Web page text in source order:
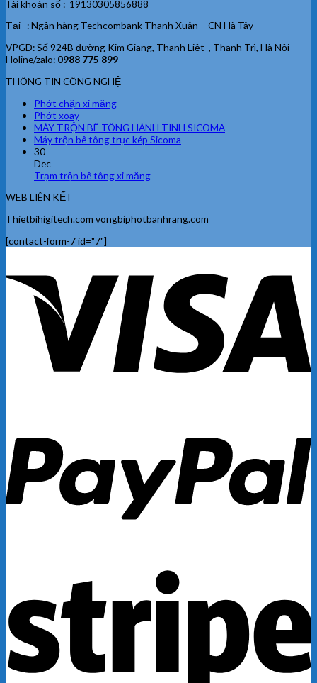
Tài khoản số : 19130305856888
Tại : Ngân hàng Techcombank Thanh Xuân – CN Hà Tây
VPGD: Số 924B đường Kim Giang, Thanh Liệt , Thanh Trì, Hà Nội
Holine/zalo: 0988 775 899
THÔNG TIN CÔNG NGHỆ
Phớt chặn xi măng
Phớt xoay
MÁY TRỘN BÊ TÔNG HÀNH TINH SICOMA
Máy trộn bê tông trục kép Sicoma
30
Dec
Trạm trộn bê tông xi măng
WEB LIÊN KẾT
Thietbihigitech.com vongbiphotbanhrang.com
[contact-form-7 id="7"]